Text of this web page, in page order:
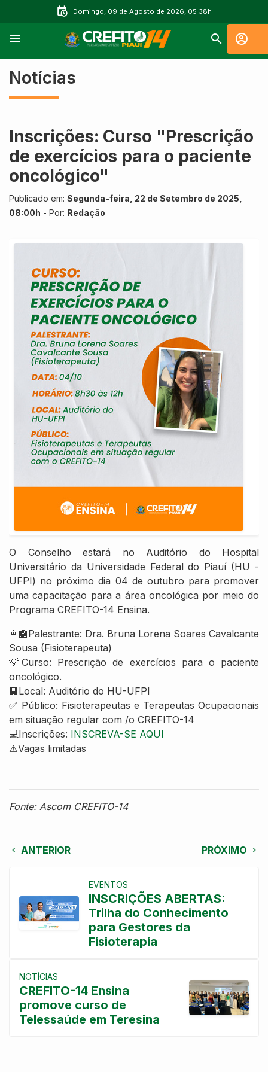
Domingo, 09 de Agosto de 2026, 05:38h
Notícias
Inscrições: Curso "Prescrição
de exercícios para o paciente
oncológico"
Publicado em: Segunda-feira, 22 de Setembro de 2025,
08:00h - Por: Redação
O Conselho estará no Auditório do Hospital
Universitário da Universidade Federal do Piauí (HU -
UFPI) no próximo dia 04 de outubro para promover
uma capacitação para a área oncológica por meio do
Programa CREFITO-14 Ensina.
👩‍🏫Palestrante: Dra. Bruna Lorena Soares Cavalcante
Sousa (Fisioterapeuta)
💡Curso: Prescrição de exercícios para o paciente
oncológico.
🏢Local: Auditório do HU-UFPI
✅ Público: Fisioterapeutas e Terapeutas Ocupacionais
em situação regular com /o CREFITO-14
💻Inscrições: INSCREVA-SE AQUI
⚠️Vagas limitadas
Fonte: Ascom CREFITO-14
ANTERIOR PRÓXIMO
EVENTOS
INSCRIÇÕES ABERTAS:
Trilha do Conhecimento
para Gestores da
Fisioterapia
NOTÍCIAS
CREFITO-14 Ensina
promove curso de
Telessaúde em Teresina